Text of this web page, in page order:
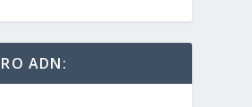
ADN: